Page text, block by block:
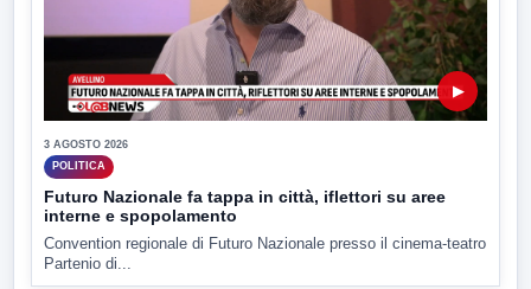
▶
3 AGOSTO 2026
POLITICA
Futuro Nazionale fa tappa in città, iflettori su aree
interne e spopolamento
Convention regionale di Futuro Nazionale presso il cinema-teatro
Partenio di...